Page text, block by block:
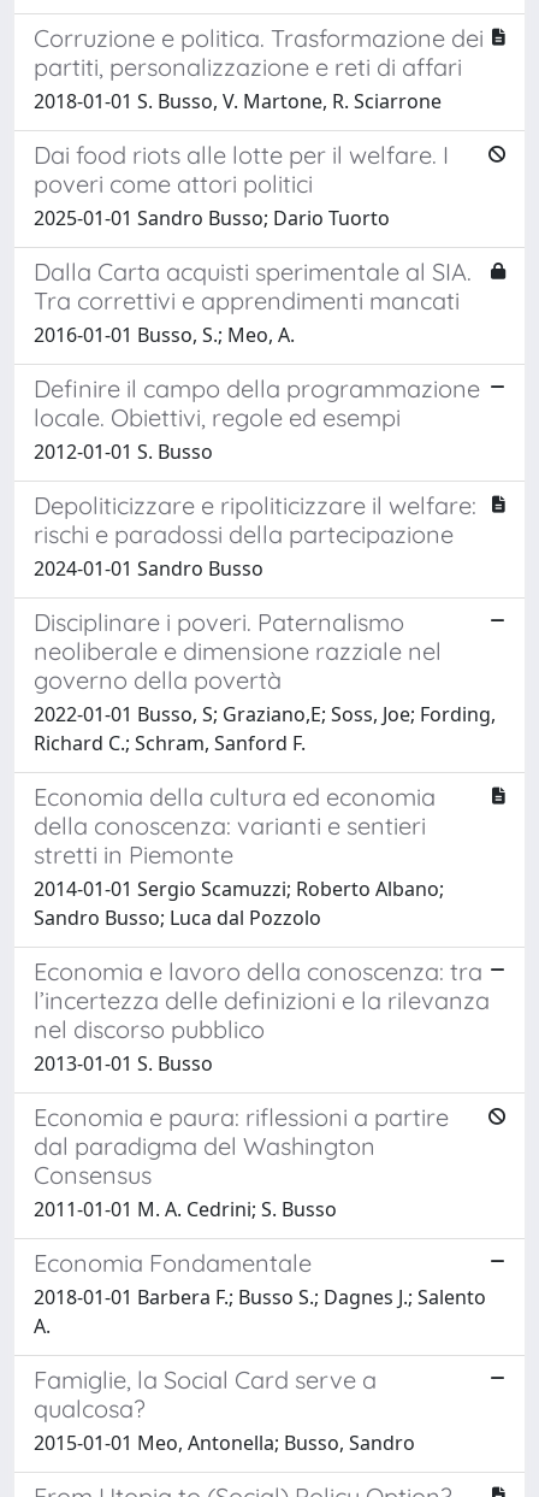
Corruzione e politica. Trasformazione dei
partiti, personalizzazione e reti di affari
2018-01-01 S. Busso, V. Martone, R. Sciarrone
Dai food riots alle lotte per il welfare. I
poveri come attori politici
2025-01-01 Sandro Busso; Dario Tuorto
Dalla Carta acquisti sperimentale al SIA.
Tra correttivi e apprendimenti mancati
2016-01-01 Busso, S.; Meo, A.
Definire il campo della programmazione
locale. Obiettivi, regole ed esempi
2012-01-01 S. Busso
Depoliticizzare e ripoliticizzare il welfare:
rischi e paradossi della partecipazione
2024-01-01 Sandro Busso
Disciplinare i poveri. Paternalismo
neoliberale e dimensione razziale nel
governo della povertà
2022-01-01 Busso, S; Graziano,E; Soss, Joe; Fording,
Richard C.; Schram, Sanford F.
Economia della cultura ed economia
della conoscenza: varianti e sentieri
stretti in Piemonte
2014-01-01 Sergio Scamuzzi; Roberto Albano;
Sandro Busso; Luca dal Pozzolo
Economia e lavoro della conoscenza: tra
l’incertezza delle definizioni e la rilevanza
nel discorso pubblico
2013-01-01 S. Busso
Economia e paura: riflessioni a partire
dal paradigma del Washington
Consensus
2011-01-01 M. A. Cedrini; S. Busso
Economia Fondamentale
2018-01-01 Barbera F.; Busso S.; Dagnes J.; Salento
A.
Famiglie, la Social Card serve a
qualcosa?
2015-01-01 Meo, Antonella; Busso, Sandro